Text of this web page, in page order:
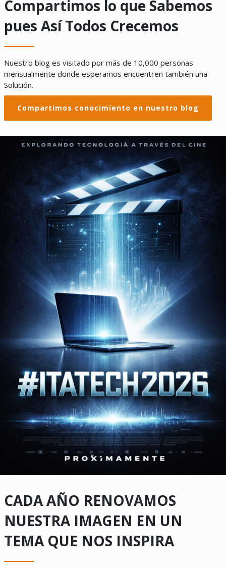
Compartimos lo que Sabemos
pues Así Todos Crecemos
Nuestro blog es visitado por más de 10,000 personas
mensualmente donde esperamos encuentren también una
Solución.
Compartimos conocimiento en nuestro blog
CADA AÑO RENOVAMOS
NUESTRA IMAGEN EN UN
TEMA QUE NOS INSPIRA